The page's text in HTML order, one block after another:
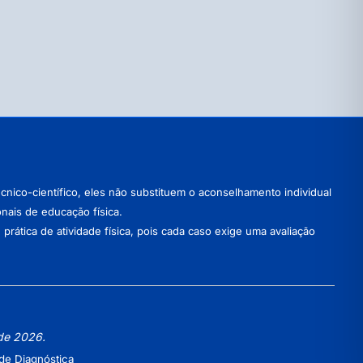
científico, eles não substituem o aconselhamento individual
de educação física.
de atividade física, pois cada caso exige uma avaliação
2026.
Diagnóstica